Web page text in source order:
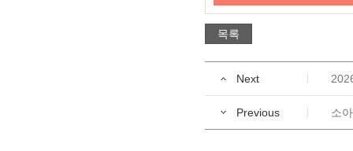
목록
Next
Previous 소